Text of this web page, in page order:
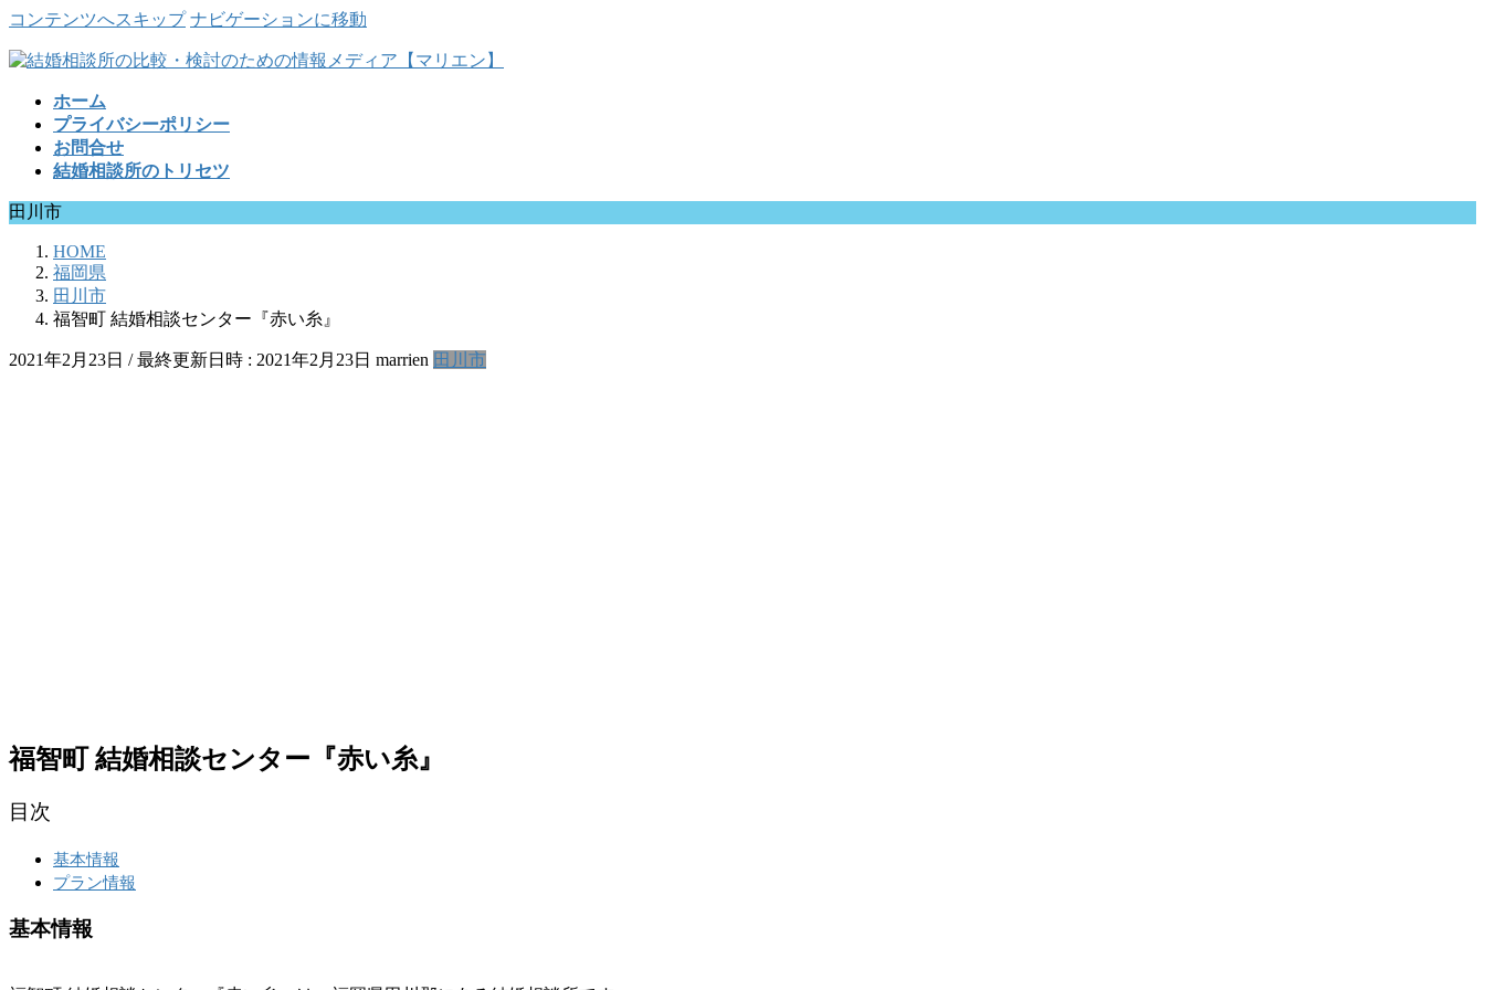
コンテンツへスキップ ナビゲーションに移動
ホーム
プライバシーポリシー
お問合せ
結婚相談所のトリセツ
田川市
HOME
福岡県
田川市
福智町 結婚相談センター『赤い糸』
2021年2月23日 / 最終更新日時 : 2021年2月23日 marrien 田川市
福智町 結婚相談センター『赤い糸』
目次
基本情報
プラン情報
基本情報